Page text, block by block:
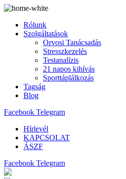
Rólunk
Szolgáltatások
Orvosi Tanácsadás
Stresszkezelés
Testanalízis
21 napos kihívás
Sporttáplálkozás
Tagság
Blog
Facebook Telegram
Hírlevél
KAPCSOLAT
ÁSZF
Facebook Telegram